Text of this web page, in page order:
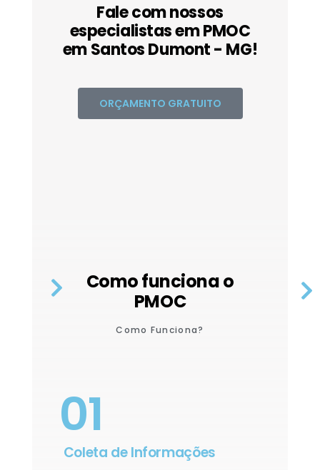
Fale com nossos
especialistas em PMOC
em Santos Dumont - MG!
ORÇAMENTO GRATUITO
Como funciona o
PMOC
Como Funciona?
01
Coleta de Informações